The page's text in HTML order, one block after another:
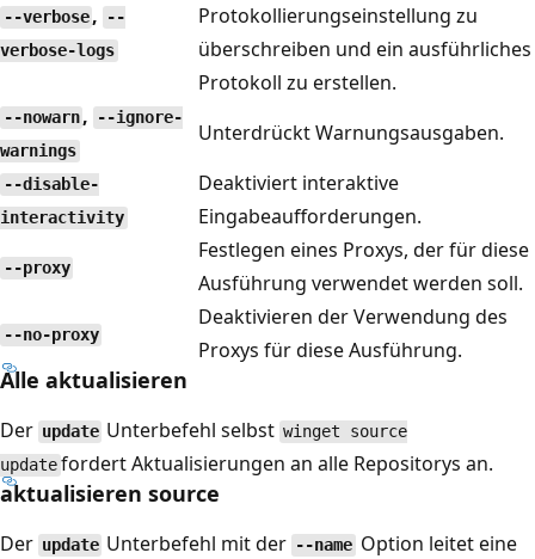
--verbose ,
--
verbose-logs
Protokollierungseinstellung zu
überschreiben und ein ausführliches
Protokoll zu erstellen.
--nowarn ,
--ignore-
warnings
Unterdrückt Warnungsausgaben.
--disable-
interactivity
Deaktiviert interaktive
Eingabeaufforderungen.
--proxy
Festlegen eines Proxys, der für diese
Ausführung verwendet werden soll.
--no-proxy
Deaktivieren der Verwendung des
Proxys für diese Ausführung.
Alle aktualisieren
Der update Unterbefehl selbst winget source
updatefordert Aktualisierungen an alle Repositorys an.
aktualisieren source
Der update Unterbefehl mit der --name Option leitet eine